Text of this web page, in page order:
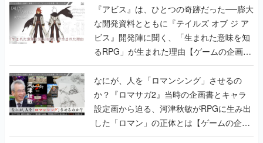
『アビス』は、ひとつの奇跡だった──膨大
な開発資料とともに『テイルズ オブ ジ ア
ビス』開発陣に聞く、「生まれた意味を知
るRPG」が生まれた理由【ゲームの企画
書】
なにが、人を「ロマンシング」させるの
か？『ロマサガ2』当時の企画書とキャラ
設定画から迫る、河津秋敏がRPGに生み出
した「ロマン」の正体とは【ゲームの企画
書】